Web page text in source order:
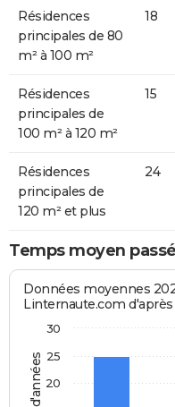
Résidences
principales de 80
m² à 100 m²
18
Résidences
principales de
100 m² à 120 m²
15
Résidences
principales de
120 m² et plus
24
Temps moyen
Données moyennes
Linternaute.com
20
25
30